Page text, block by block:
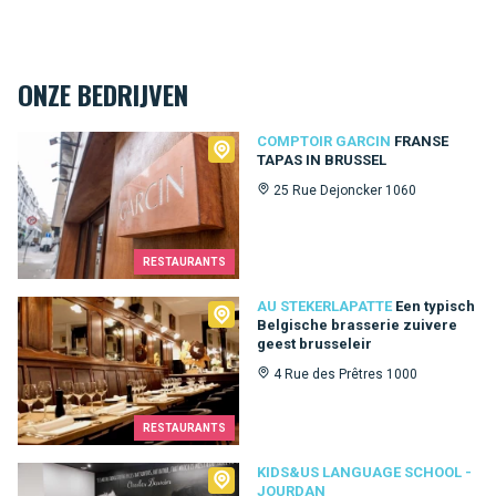
ONZE BEDRIJVEN
RESTAURANTS
COMPTOIR GARCIN FRANSE
TAPAS IN BRUSSEL
25 Rue Dejoncker 1060
Comptoir Garcin
RESTAURANTS
AU STEKERLAPATTE Een typisch
Belgische brasserie zuivere
geest brusseleir
4 Rue des Prêtres 1000
Au Stekerlapatte
KIDS&US LANGUAGE SCHOOL -
JOURDAN
Kids&Us language school - Jourdan